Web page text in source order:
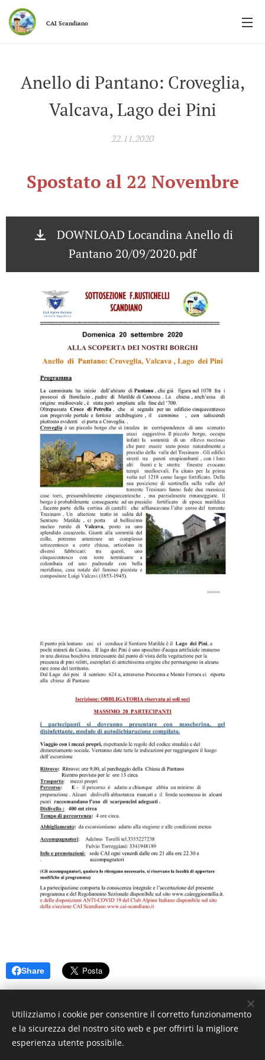
CAI Scandiano
Anello di Pantano: Croveglia,
Valcava, Lago dei Pini
22.11.2020
Spostato al 22 Novembre
DOWNLOAD Locandina Anello di
Pantano 20/09/2020.pdf
Share
© 2025 CAI Sottosezione Franco Rustichelli di Scandiano. Tutti i
Utilizziamo i cookie per consentire il corretto funzionamento
e la sicurezza del nostro sito web e per offrirti la migliore
esperienza utente possibile.